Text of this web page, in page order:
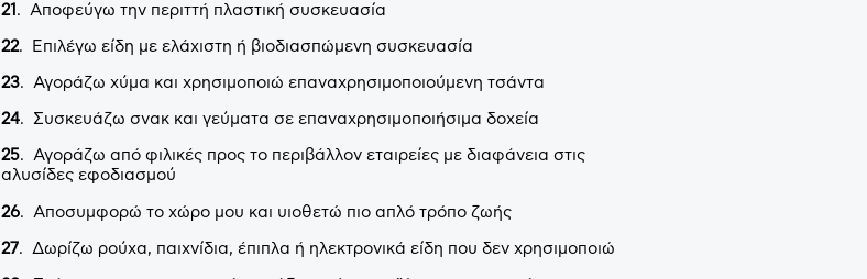
21 . Αποφεύγω την περιττή πλαστική συσκευασία
22. Επιλέγω είδη με ελάχιστη ή βιοδιασπώμενη συσκευασία
23. Αγοράζω χύμα και χρησιμοποιώ επαναχρησιμοποιούμενη τσάντα
24. Συσκευάζω σνακ και γεύματα σε επαναχρησιμοποιήσιμα δοχεία
25. Αγοράζω από φιλικές προς το περιβάλλον εταιρείες με διαφάνεια στις
αλυσίδες εφοδιασμού
26. Αποσυμφορώ το χώρο μου και υιοθετώ πιο απλό τρόπο ζωής
27. Δωρίζω ρούχα, παιχνίδια, έπιπλα ή ηλεκτρονικά είδη που δεν χρησιμοποιώ